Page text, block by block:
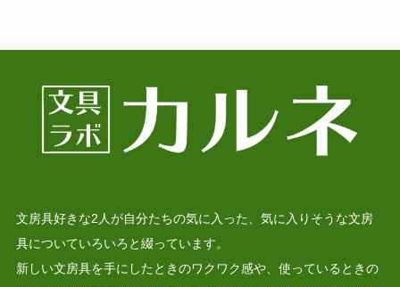
文房具好きな2人が自分たちの気に入った、気に入りそうな文房
具についていろいろと綴っています。
新しい文房具を手にしたときのワクワク感や、使っているときの